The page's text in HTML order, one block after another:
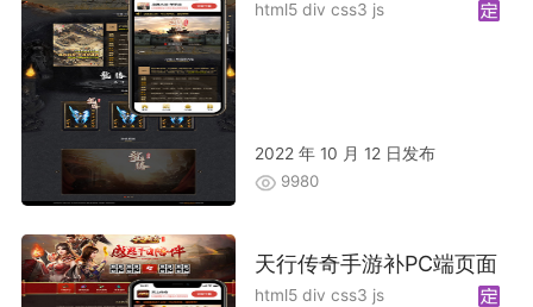
html5 div css3 js
2022 年 10 月 12 日发布
9980
天行传奇手游补PC端页面
html5 div css3 js